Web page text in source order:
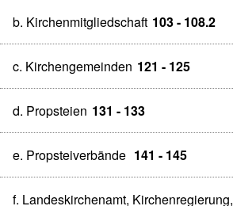
b. Kirchenmitgliedschaft 103 - 108.2
c. Kirchengemeinden 121 - 125
d. Propsteien 131 - 133
e. Propsteiverbände 141 - 145
f. Landeskirchenamt, Kirchenregierung,